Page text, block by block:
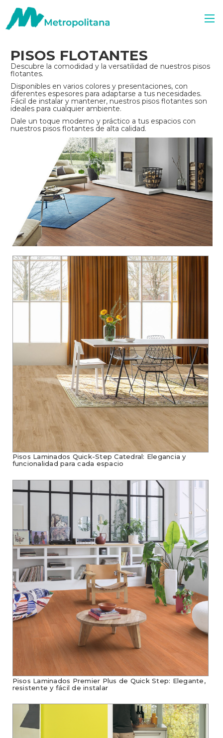
PISOS FLOTANTES
Descubre la comodidad y la versatilidad de nuestros pisos
flotantes.
Disponibles en varios colores y presentaciones, con
diferentes espesores para adaptarse a tus necesidades.
Fácil de instalar y mantener, nuestros pisos flotantes son
ideales para cualquier ambiente.
Dale un toque moderno y práctico a tus espacios con
nuestros pisos flotantes de alta calidad.
Pisos Laminados Quick-Step Catedral: Elegancia y
funcionalidad para cada espacio
Pisos Laminados Premier Plus de Quick Step: Elegante,
resistente y fácil de instalar